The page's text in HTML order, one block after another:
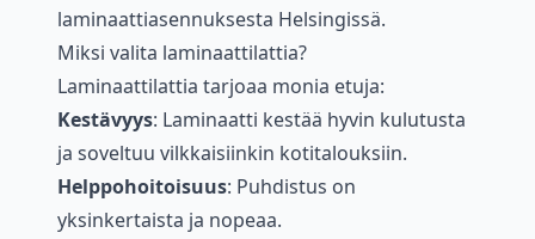
laminaattiasennuksesta Helsingissä.
Miksi valita laminaattilattia?
Laminaattilattia tarjoaa monia etuja:
Kestävyys: Laminaatti kestää hyvin kulutusta
ja soveltuu vilkkaisiinkin kotitalouksiin.
Helppohoitoisuus: Puhdistus on
yksinkertaista ja nopeaa.